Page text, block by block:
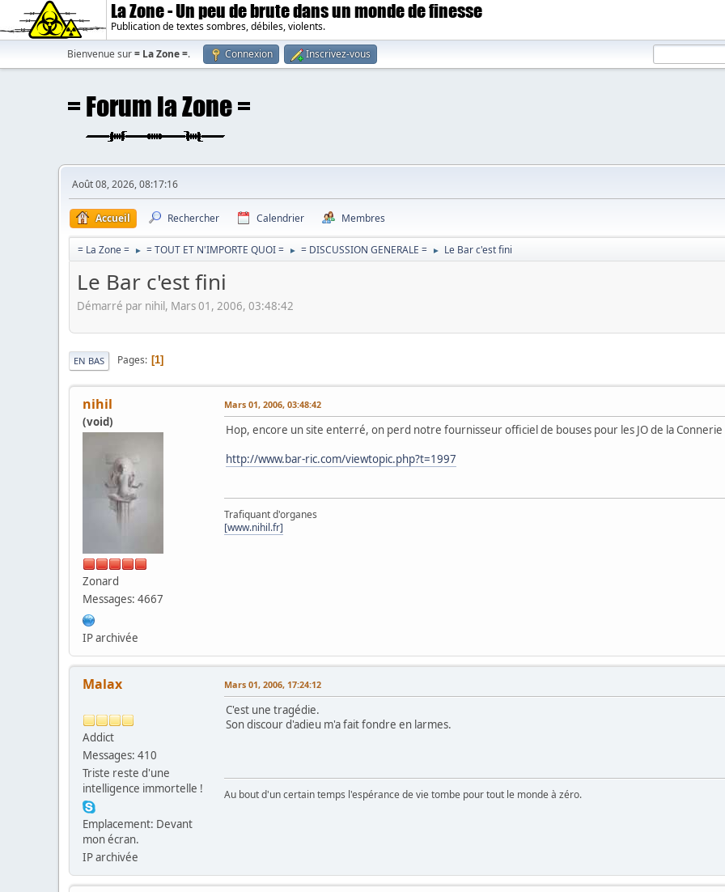
La Zone - Un peu de brute dans un monde de finesse
Publication de textes sombres, débiles, violents.
Bienvenue sur= La Zone =. Connexion Inscrivez-vous
Août 08, 2026, 08:17:16
Accueil Rechercher Calendrier Membres
= La Zone = ► = TOUT ET N'IMPORTE QUOI = ► = DISCUSSION GENERALE = ► Le Bar c'est fini
Le Bar c'est fini
Démarré par nihil, Mars 01, 2006, 03:48:42
EN BAS Pages 1
nihil
(void)
Zonard
Messages: 4667
IP archivée
Mars 01, 2006, 03:48:42
Hop, encore un site enterré, on perd notre fournisseur officiel de bouses pour les JO de la Connerie
http://www.bar-ric.com/viewtopic.php?t=1997
Trafiquant d'organes
[www.nihil.fr]
Malax
Addict
Messages: 410
Triste reste d'une
intelligence immortelle !
Emplacement: Devant
mon écran.
IP archivée
Mars 01, 2006, 17:24:12
C'est une tragédie.
Son discour d'adieu m'a fait fondre en larmes.
Au bout d'un certain temps l'espérance de vie tombe pour tout le monde à zéro.